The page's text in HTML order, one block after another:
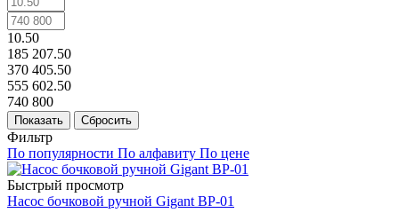
10.50
185 207.50
370 405.50
555 602.50
740 800
Показать Сбросить
Фильтр
По популярности По алфавиту По цене
Быстрый просмотр
Насос бочковой ручной Gigant BP-01